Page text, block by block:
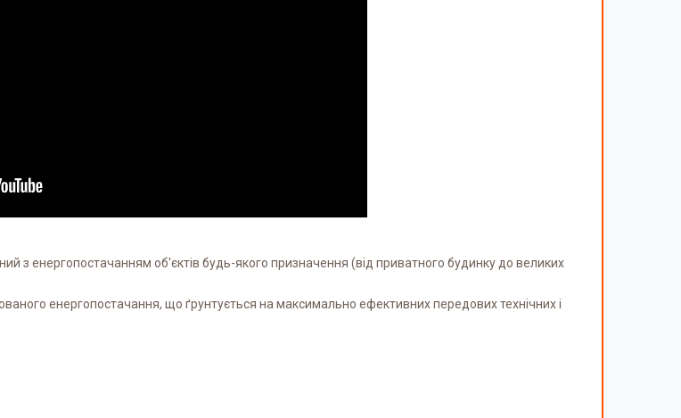
з енергопостачанням об'єктів будь-якого призначення (від приватного будинку до великих
енергопостачання, що ґрунтується на максимально ефективних передових технічних і